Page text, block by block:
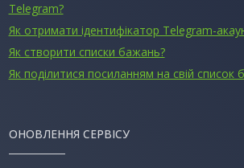
Telegram?
Як отримати ідентифікатор Telegram-
Як створити списки бажань?
Як поділитися посиланням на свій список
ОНОВЛЕННЯ СЕРВІСУ